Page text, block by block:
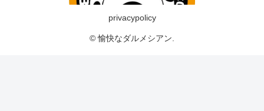
privacypolicy
© 愉快なダルメシアン.